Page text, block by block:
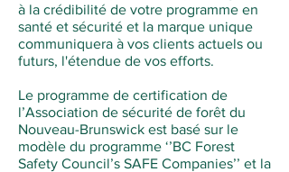
à la crédibilité de votre programme en
santé et sécurité et la marque unique
communiquera à vos clients actuels ou
futurs, l'étendue de vos efforts.
Le programme de certification de
l’Association de sécurité de forêt du
Nouveau-Brunswick est basé sur le
modèle du programme ‘’BC Forest
Safety Council’s SAFE Companies’’ et la